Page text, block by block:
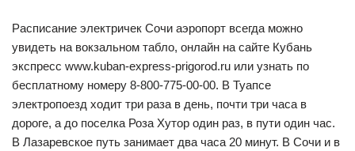
Расписание электричек Сочи аэропорт всегда можно
увидеть на вокзальном табло, онлайн на сайте Кубань
экспресс www.kuban-express-prigorod.ru или узнать по
бесплатному номеру 8-800-775-00-00. В Туапсе
электропоезд ходит три раза в день, почти три часа в
дороге, а до поселка Роза Хутор один раз, в пути один час.
В Лазаревское путь занимает два часа 20 минут. В Сочи и в